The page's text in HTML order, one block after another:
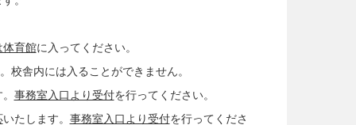
育館に入ってください。
校舎内には入ることができません。
事務室入口より受付を行ってください。
いたします。 事務室入口より受付を行ってくださ